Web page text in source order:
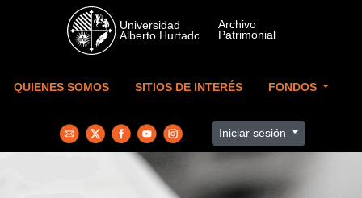
Skip to main content
QUIENES SOMOS SITIOS DE INTERÉS FONDOS
Iniciar sesión